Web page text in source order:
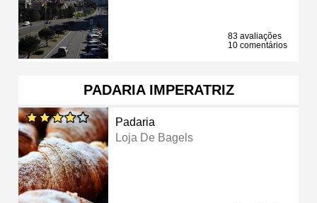
83 avaliações
10 comentários
PADARIA IMPERATRIZ
Padaria
Loja De Bagels